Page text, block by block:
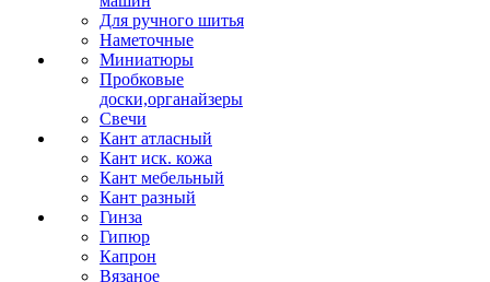
Для ручного шитья
Наметочные
Миниатюры
Пробковые
доски,органайзеры
Свечи
Кант атласный
Кант иск. кожа
Кант мебельный
Кант разный
Гинза
Гипюр
Капрон
Вязаное